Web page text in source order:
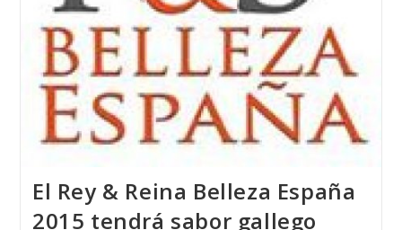
El Rey & Reina Belleza España
2015 tendrá sabor gallego